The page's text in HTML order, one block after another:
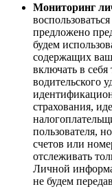
Мониторинг
предложено
будем
содержащих
включать в
водительского
страхования,
пользователя,
счетов или
отслеживать
Личной
не будем